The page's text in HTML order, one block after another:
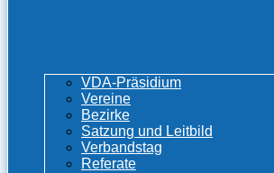
VDA-Präsidium
Vereine
Bezirke
Satzung und Leitbild
Verbandstag
Referate